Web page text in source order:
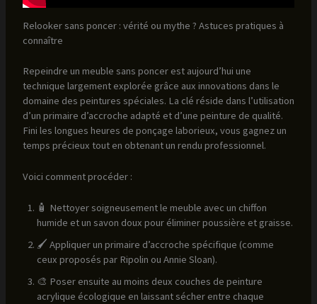
Relooker sans poncer : vérité ou mythe ? Astuces pratiques à
connaître
Repeindre un meuble sans poncer est aujourd’hui une
technique largement explorée grâce aux innovations dans le
domaine des peintures spéciales. La clé réside dans l’utilisation
d’un primaire d’accroche adapté et d’une peinture de qualité.
Fini les longues heures de ponçage laborieux, vous gagnez un
temps précieux tout en obtenant un rendu professionnel.
Voici comment procéder :
🧴 Nettoyer soigneusement le meuble avec un chiffon
humide et un savon doux pour éliminer poussière et graisse.
🖌️ Appliquer un primaire d’accroche spécifique (comme
ceux proposés par Ripolin ou Annie Sloan).
🎨 Poser ensuite au moins deux couches de peinture
acrylique écologique en laissant sécher entre chaque